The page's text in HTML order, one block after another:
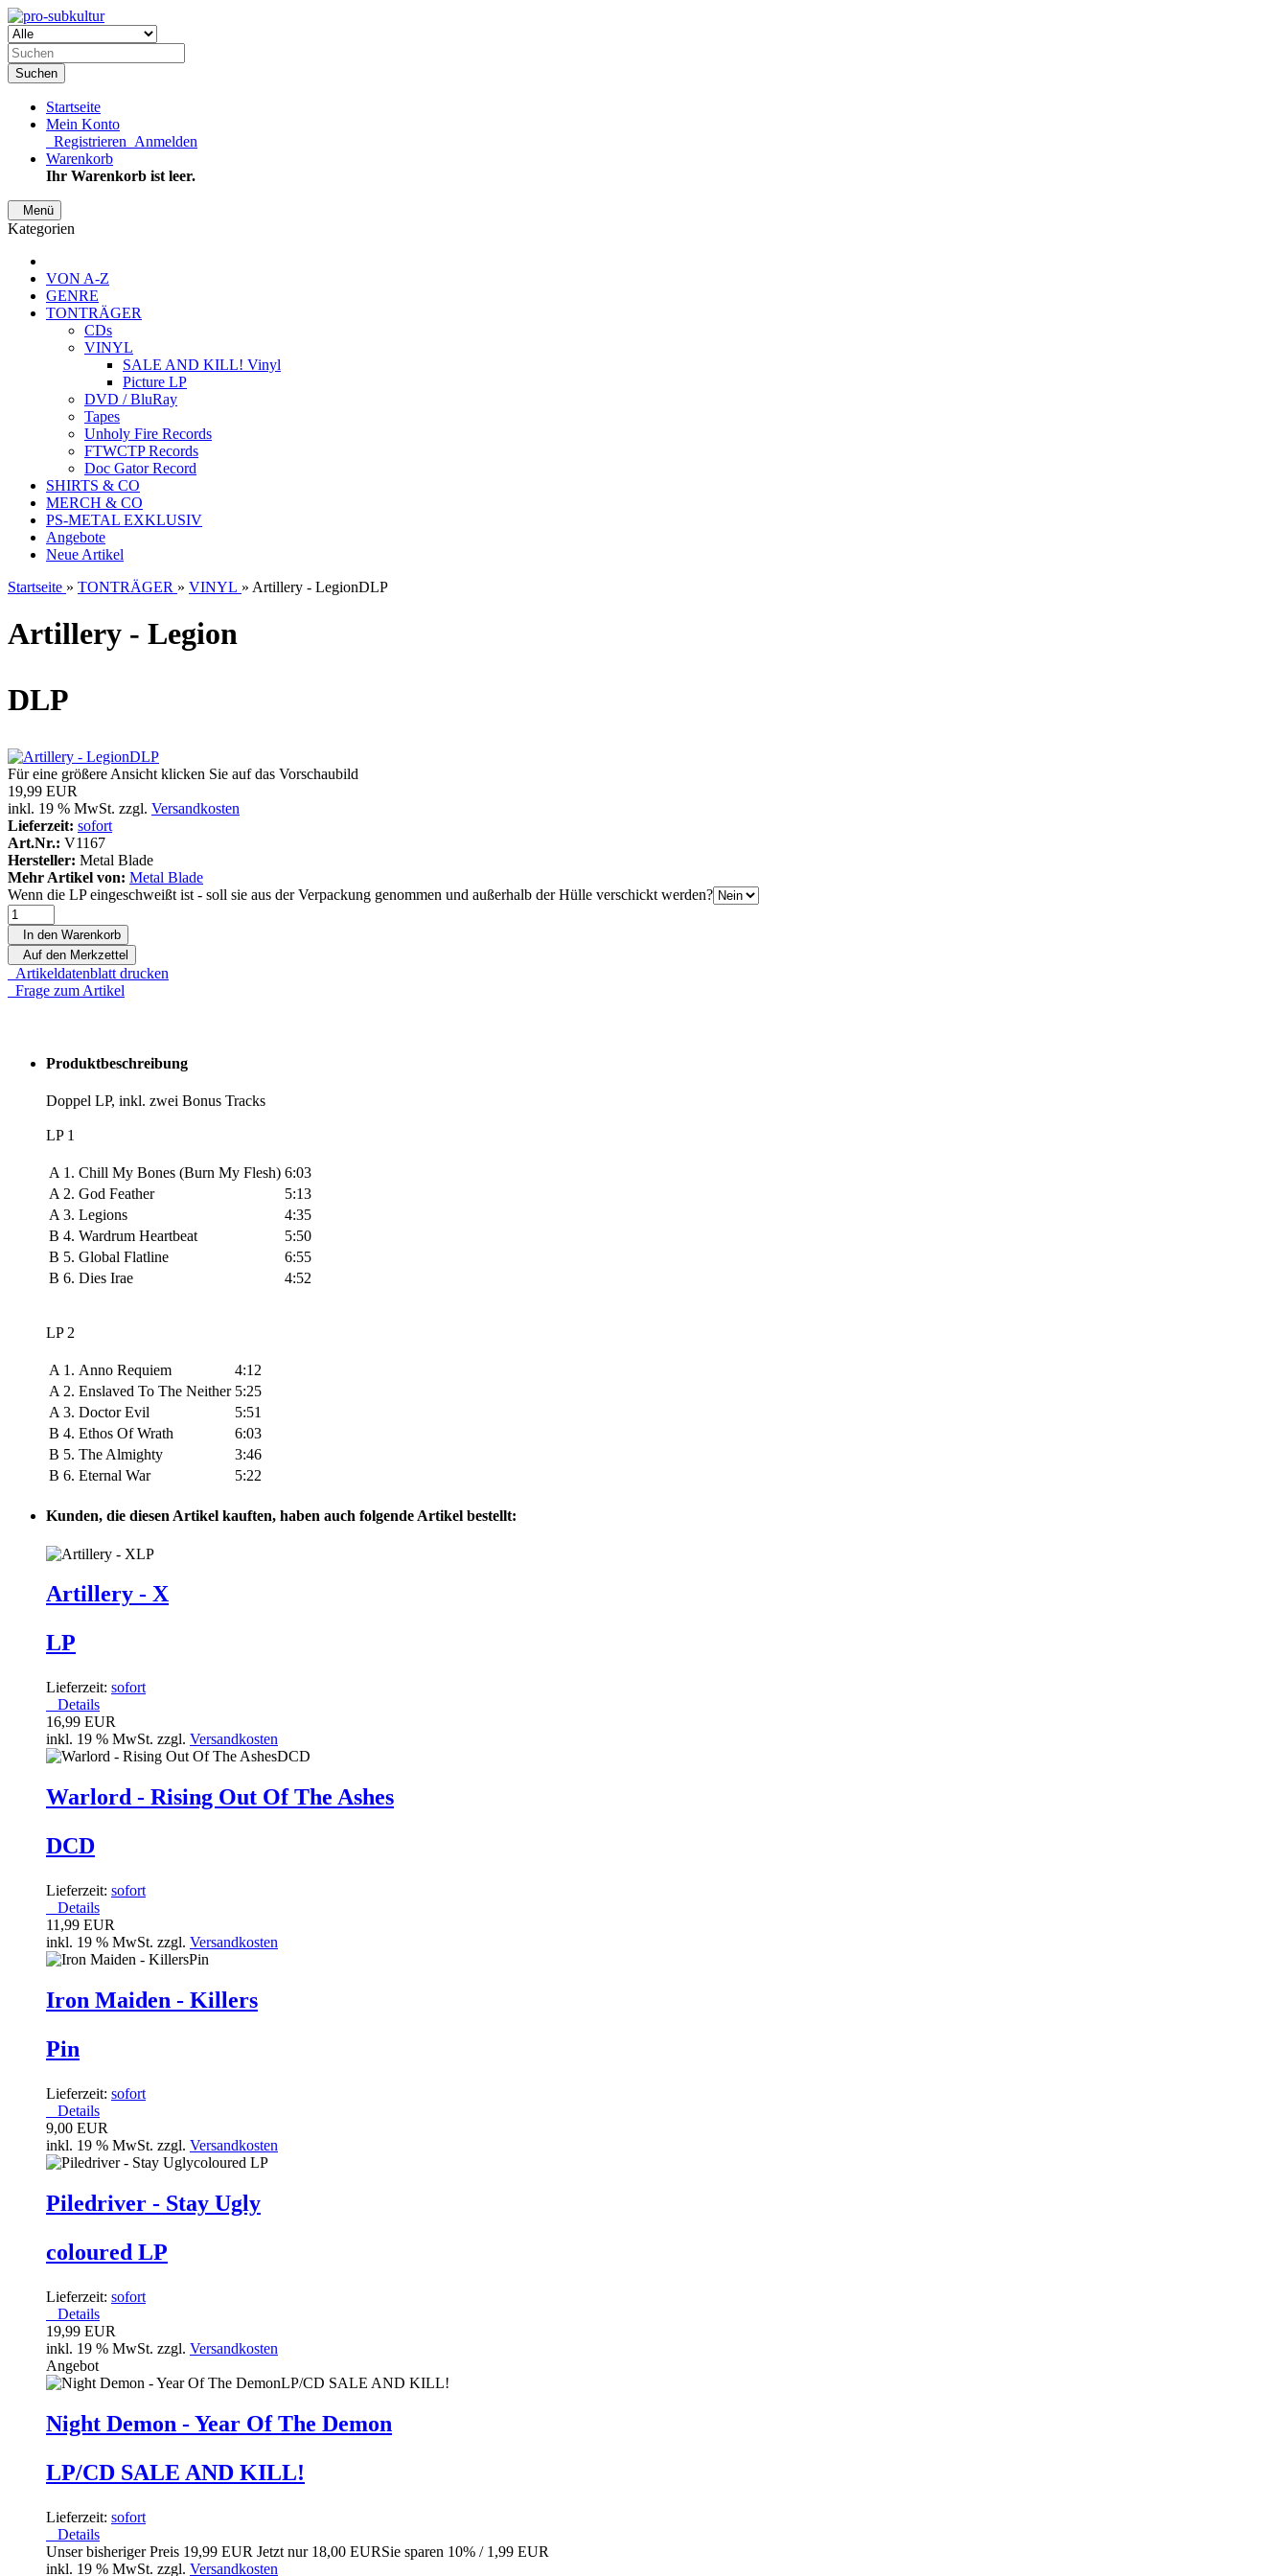
Suchen
Startseite
Mein Konto
Registrieren Anmelden
Warenkorb
Ihr Warenkorb ist leer.
Menü
Kategorien
VON A-Z
GENRE
TONTRÄGER
CDs
VINYL
SALE AND KILL! Vinyl
Picture LP
DVD / BluRay
Tapes
Unholy Fire Records
FTWCTP Records
Doc Gator Record
SHIRTS & CO
MERCH & CO
PS-METAL EXKLUSIV
Angebote
Neue Artikel
Startseite » TONTRÄGER » VINYL » Artillery - LegionDLP
Artillery - Legion
DLP
Für eine größere Ansicht klicken Sie auf das Vorschaubild
19,99 EUR
inkl. 19 % MwSt. zzgl. Versandkosten
Lieferzeit: sofort
Art.Nr.: V1167
Hersteller: Metal Blade
Mehr Artikel von: Metal Blade
Wenn die LP eingeschweißt ist - soll sie aus der Verpackung genommen und außerhalb der Hülle verschickt werden?
In den Warenkorb
Auf den Merkzettel
Artikeldatenblatt drucken
Frage zum Artikel
Produktbeschreibung
Doppel LP, inkl. zwei Bonus Tracks
LP 1
A 1. Chill My Bones (Burn My Flesh) 6:03
A 2. God Feather
5:13
A 3. Legions
4:35
B 4. Wardrum Heartbeat
5:50
B 5. Global Flatline
6:55
B 6. Dies Irae 4:52
LP 2
A 1. Anno Requiem
4:12
A 2. Enslaved To The Neither 5:25
A 3. Doctor Evil
5:51
B 4. Ethos Of Wrath
6:03
B 5. The Almighty
3:46
B 6. Eternal War 5:22
Kunden, die diesen Artikel kauften, haben auch folgende Artikel bestellt:
Artillery - X
LP
Lieferzeit: sofort
Details
16,99 EUR
inkl. 19 % MwSt. zzgl. Versandkosten
Warlord - Rising Out Of The Ashes
DCD
Lieferzeit: sofort
Details
11,99 EUR
inkl. 19 % MwSt. zzgl. Versandkosten
Iron Maiden - Killers
Pin
Lieferzeit: sofort
Details
9,00 EUR
inkl. 19 % MwSt. zzgl. Versandkosten
Piledriver - Stay Ugly
coloured LP
Lieferzeit: sofort
Details
19,99 EUR
inkl. 19 % MwSt. zzgl. Versandkosten
Angebot
Night Demon - Year Of The Demon
LP/CD SALE AND KILL!
Lieferzeit: sofort
Details
Unser bisheriger Preis 19,99 EUR Jetzt nur 18,00 EURSie sparen 10% / 1,99 EUR
inkl. 19 % MwSt. zzgl. Versandkosten